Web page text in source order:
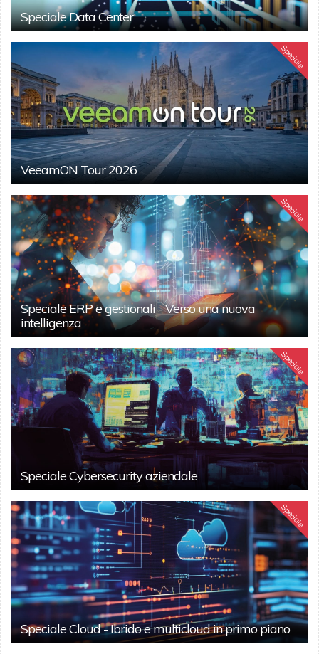
Speciale Data Center
Speciale
VeeamON Tour 2026
Speciale
Speciale ERP e gestionali - Verso una nuova
intelligenza
Speciale
Speciale Cybersecurity aziendale
Speciale
Speciale Cloud - Ibrido e multicloud in primo piano